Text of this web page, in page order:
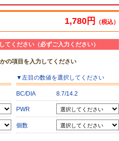
1,780円 （税込）
ください（必ずご入力ください）
の項目を入力してください
▼左目の数値を選択してください
BC/DIA 8.7/14.2
PWR
個数